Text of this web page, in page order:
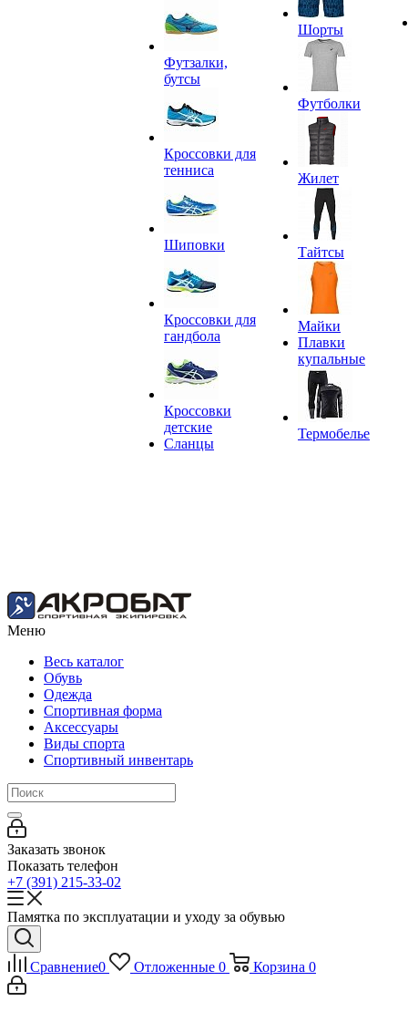
Футзалки,
бутсы
Кроссовки для
тенниса
Шиповки
Кроссовки для
гандбола
Кроссовки
детские
Сланцы
Шорты
Футболки
Жилет
Тайтсы
Майки
Плавки
купальные
Термобелье
Меню
Весь каталог
Обувь
Одежда
Спортивная форма
Аксессуары
Виды спорта
Спортивный инвентарь
Заказать звонок
Показать телефон
+7 (391) 215-33-02
Памятка по эксплуатации и уходу за обувью
Сравнение0 Отложенные 0 Корзина 0